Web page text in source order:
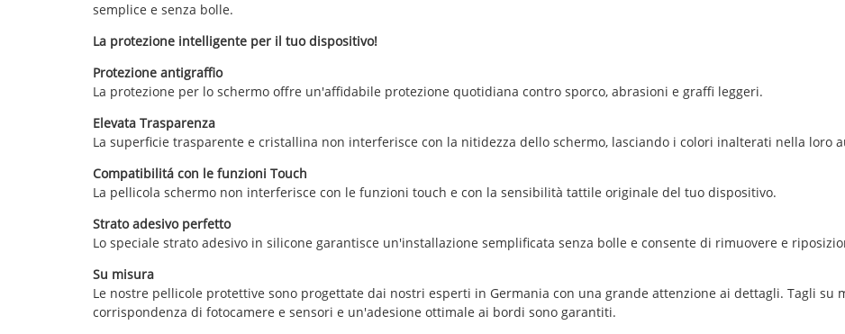
semplice e senza bolle.
La protezione intelligente per il tuo dispositivo!
Protezione antigraffio
La protezione per lo schermo offre un'affidabile protezione quotidiana contro sporco, abrasioni e graffi leggeri.
Elevata Trasparenza
La superficie trasparente e cristallina non interferisce con la nitidezza dello schermo, lasciando i colori inalterati nella loro
Compatibilitá con le funzioni Touch
La pellicola schermo non interferisce con le funzioni touch e con la sensibilità tattile originale del tuo dispositivo.
Strato adesivo perfetto
Lo speciale strato adesivo in silicone garantisce un'installazione semplificata senza bolle e consente di rimuovere e
Su misura
Le nostre pellicole protettive sono progettate dai nostri esperti in Germania con una grande attenzione ai dettagli. Tagli su
corrispondenza di fotocamere e sensori e un'adesione ottimale ai bordi sono garantiti.